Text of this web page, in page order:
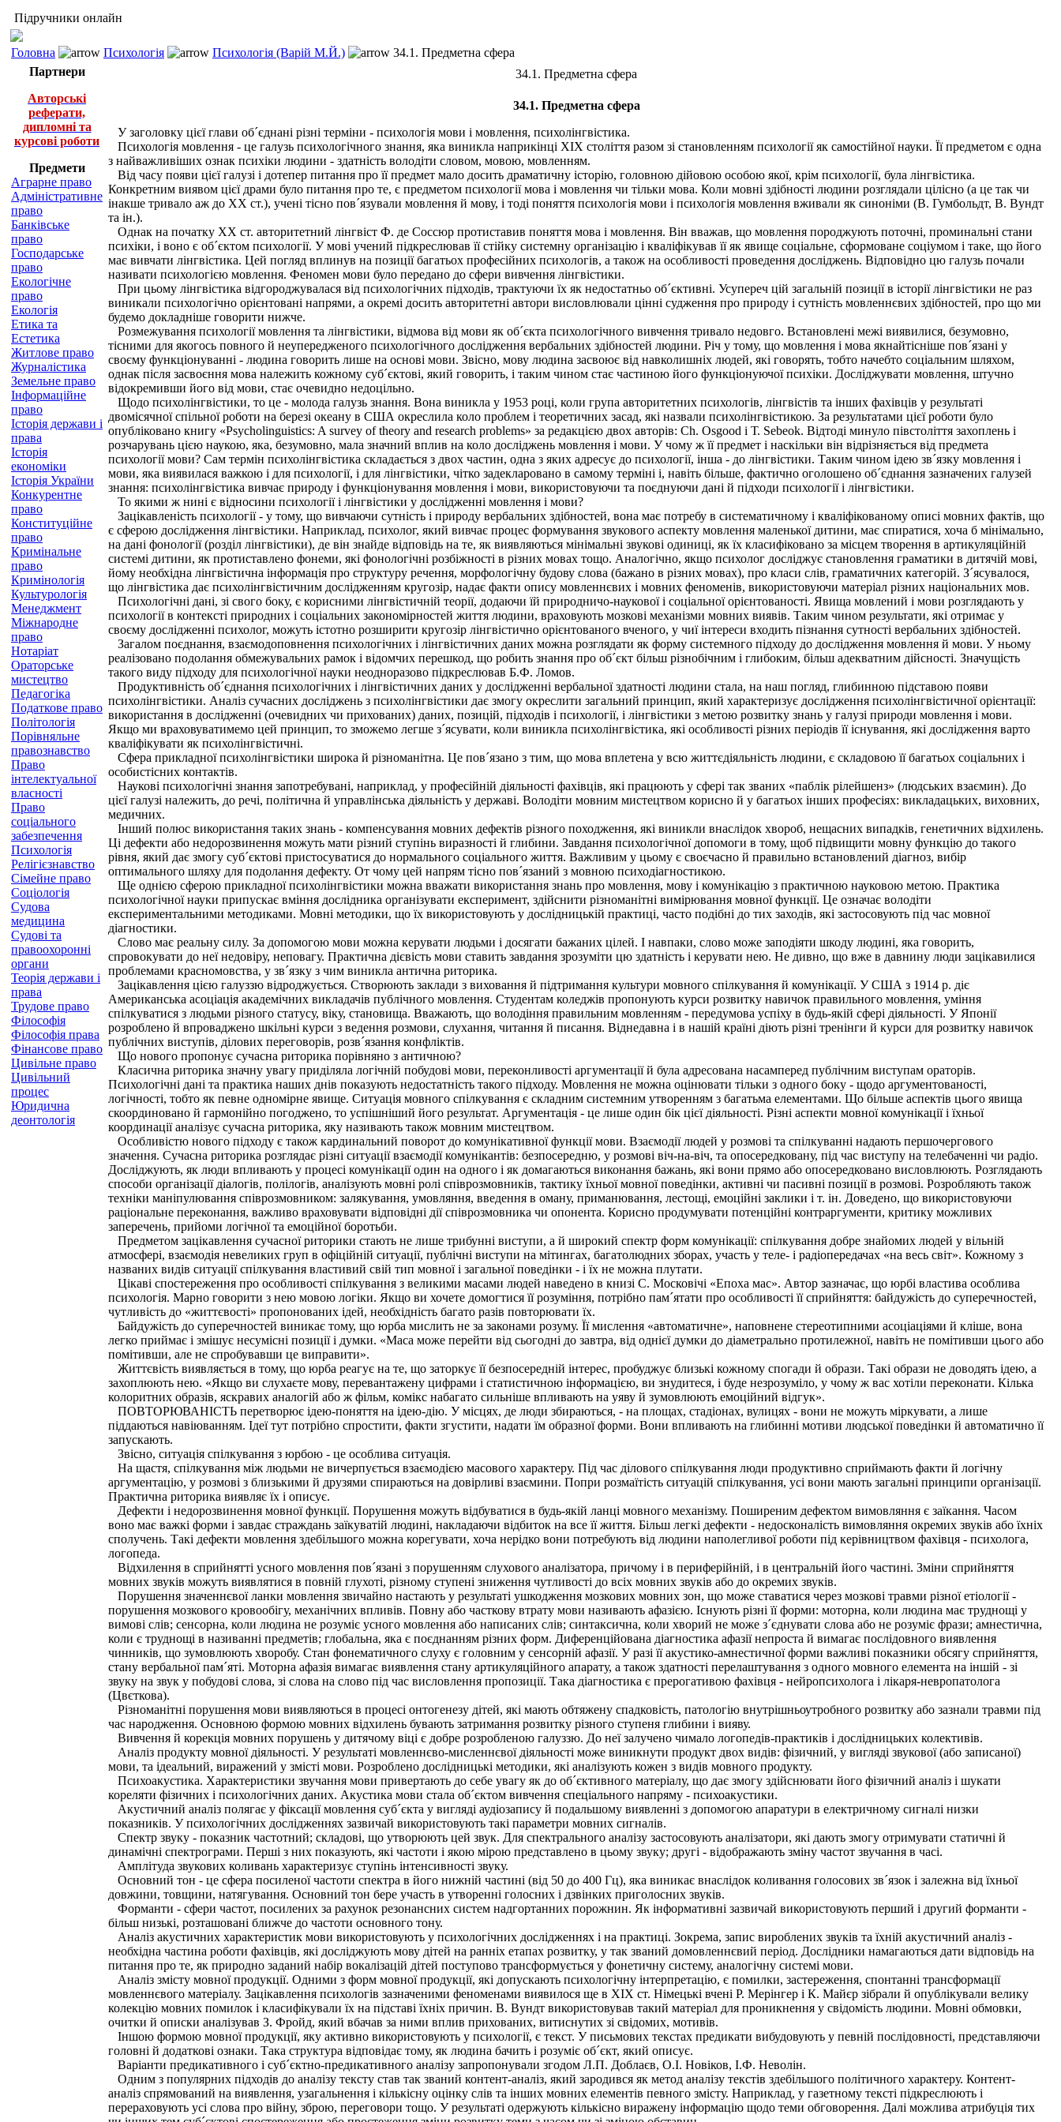
Підручники онлайн
Головна Психологія Психологія (Варій М.Й.)
34.1. Предметна сфера
Партнери
Авторські
реферати,
дипломні та
курсові роботи
Предмети
Аграрне право
Адміністративне
право
Банківське
право
Господарське
право
Екологічне
право
Екологія
Етика та
Естетика
Житлове право
Журналістика
Земельне право
Інформаційне
право
Історія держави і
права
Історія
економіки
Історія України
Конкурентне
право
Конституційне
право
Кримінальне
право
Кримінологія
Культурологія
Менеджмент
Міжнародне
право
Нотаріат
Ораторське
мистецтво
Педагогіка
Податкове право
Політологія
Порівняльне
правознавство
Право
інтелектуальної
власності
Право
соціального
забезпечення
Психологія
Релігієзнавство
Сімейне право
Соціологія
Судова
медицина
Судові та
правоохоронні
органи
Теорія держави і
права
Трудове право
Філософія
Філософія права
Фінансове право
Цивільне право
Цивільний
процес
Юридична
деонтологія
34.1. Предметна сфера
34.1. Предметна сфера
У заголовку цієї глави об´єднані різні терміни - психологія мови і мовлення, психолінгвістика.
Психологія мовлення - це галузь психологічного знання, яка виникла наприкінці XIX століття разом зі становленням психології як самостійної науки. Її предметом є одна
з найважливіших ознак психіки людини - здатність володіти словом, мовою, мовленням.
Від часу появи цієї галузі і дотепер питання про її предмет мало досить драматичну історію, головною дійовою особою якої, крім психології, була лінгвістика.
Конкретним виявом цієї драми було питання про те, є предметом психології мова і мовлення чи тільки мова. Коли мовні здібності людини розглядали цілісно (а це так чи
інакше тривало аж до XX ст.), учені тісно пов´язували мовлення й мову, і тоді поняття психологія мови і психологія мовлення вживали як синоніми (В. Гумбольдт, В. Вундт
та ін.).
Однак на початку XX ст. авторитетний лінгвіст Ф. де Соссюр протиставив поняття мова і мовлення. Він вважав, що мовлення породжують поточні, проминальні стани
психіки, і воно є об´єктом психології. У мові учений підкреслював її стійку системну організацію і кваліфікував її як явище соціальне, сформоване соціумом і таке, що його
має вивчати лінгвістика. Цей погляд вплинув на позиції багатьох професійних психологів, а також на особливості проведення досліджень. Відповідно цю галузь почали
називати психологією мовлення. Феномен мови було передано до сфери вивчення лінгвістики.
При цьому лінгвістика відгороджувалася від психологічних підходів, трактуючи їх як недостатньо об´єктивні. Усупереч цій загальній позиції в історії лінгвістики не раз
виникали психологічно орієнтовані напрями, а окремі досить авторитетні автори висловлювали цінні судження про природу і сутність мовленнєвих здібностей, про що ми
будемо докладніше говорити нижче.
Розмежування психології мовлення та лінгвістики, відмова від мови як об´єкта психологічного вивчення тривало недовго. Встановлені межі виявилися, безумовно,
тісними для якогось повного й неупередженого психологічного дослідження вербальних здібностей людини. Річ у тому, що мовлення і мова якнайтісніше пов´язані у
своєму функціонуванні - людина говорить лише на основі мови. Звісно, мову людина засвоює від навколишніх людей, які говорять, тобто начебто соціальним шляхом,
однак після засвоєння мова належить кожному суб´єктові, який говорить, і таким чином стає частиною його функціонуючої психіки. Досліджувати мовлення, штучно
відокремивши його від мови, стає очевидно недоцільно.
Щодо психолінгвістики, то це - молода галузь знання. Вона виникла у 1953 році, коли група авторитетних психологів, лінгвістів та інших фахівців у результаті
двомісячної спільної роботи на березі океану в США окреслила коло проблем і теоретичних засад, які назвали психолінгвістикою. За результатами цієї роботи було
опубліковано книгу «Psycholinguistics: A survey of theory and research problems» за редакцією двох авторів: Ch. Osgood і Т. Sebeok. Відтоді минуло півстоліття захоплень і
розчарувань цією наукою, яка, безумовно, мала значний вплив на коло досліджень мовлення і мови. У чому ж її предмет і наскільки він відрізняється від предмета
психології мови? Сам термін психолінгвістика складається з двох частин, одна з яких адресує до психології, інша - до лінгвістики. Таким чином ідею зв´язку мовлення і
мови, яка виявилася важкою і для психології, і для лінгвістики, чітко задекларовано в самому терміні і, навіть більше, фактично оголошено об´єднання зазначених галузей
знання: психолінгвістика вивчає природу і функціонування мовлення і мови, використовуючи та поєднуючи дані й підходи психології і лінгвістики.
То якими ж нині є відносини психології і лінгвістики у дослідженні мовлення і мови?
Зацікавленість психології - у тому, що вивчаючи сутність і природу вербальних здібностей, вона має потребу в систематичному і кваліфікованому описі мовних фактів, що
є сферою дослідження лінгвістики. Наприклад, психолог, який вивчає процес формування звукового аспекту мовлення маленької дитини, має спиратися, хоча б мінімально,
на дані фонології (розділ лінгвістики), де він знайде відповідь на те, як виявляються мінімальні звукові одиниці, як їх класифіковано за місцем творення в артикуляційній
системі дитини, як протиставлено фонеми, які фонологічні розбіжності в різних мовах тощо. Аналогічно, якщо психолог досліджує становлення граматики в дитячій мові,
йому необхідна лінгвістична інформація про структуру речення, морфологічну будову слова (бажано в різних мовах), про класи слів, граматичних категорій. З´ясувалося,
що лінгвістика дає психолінгвістичним дослідженням кругозір, надає факти опису мовленнєвих і мовних феноменів, використовуючи матеріал різних національних мов.
Психологічні дані, зі свого боку, є корисними лінгвістичній теорії, додаючи їй природничо-наукової і соціальної орієнтованості. Явища мовлений і мови розглядають у
психології в контексті природних і соціальних закономірностей життя людини, враховують мозкові механізми мовних виявів. Таким чином результати, які отримає у
своєму дослідженні психолог, можуть істотно розширити кругозір лінгвістично орієнтованого вченого, у чиї інтереси входить пізнання сутності вербальних здібностей.
Загалом поєднання, взаємодоповнення психологічних і лінгвістичних даних можна розглядати як форму системного підходу до дослідження мовлення й мови. У ньому
реалізовано подолання обмежувальних рамок і відомчих перешкод, що робить знання про об´єкт більш різнобічним і глибоким, більш адекватним дійсності. Значущість
такого виду підходу для психологічної науки неодноразово підкреслював Б.Ф. Ломов.
Продуктивність об´єднання психологічних і лінгвістичних даних у дослідженні вербальної здатності людини стала, на наш погляд, глибинною підставою появи
психолінгвістики. Аналіз сучасних досліджень з психолінгвістики дає змогу окреслити загальний принцип, який характеризує дослідження психолінгвістичної орієнтації:
використання в дослідженні (очевидних чи прихованих) даних, позицій, підходів і психології, і лінгвістики з метою розвитку знань у галузі природи мовлення і мови.
Якщо ми враховуватимемо цей принцип, то зможемо легше з´ясувати, коли виникла психолінгвістика, які особливості різних періодів її існування, які дослідження варто
кваліфікувати як психолінгвістичні.
Сфера прикладної психолінгвістики широка й різноманітна. Це пов´язано з тим, що мова вплетена у всю життєдіяльність людини, є складовою її багатьох соціальних і
особистісних контактів.
Наукові психологічні знання запотребувані, наприклад, у професійній діяльності фахівців, які працюють у сфері так званих «паблік рілейшенз» (людських взаємин). До
цієї галузі належить, до речі, політична й управлінська діяльність у державі. Володіти мовним мистецтвом корисно й у багатьох інших професіях: викладацьких, виховних,
медичних.
Інший полюс використання таких знань - компенсування мовних дефектів різного походження, які виникли внаслідок хвороб, нещасних випадків, генетичних відхилень.
Ці дефекти або недорозвинення можуть мати різний ступінь виразності й глибини. Завдання психологічної допомоги в тому, щоб підвищити мовну функцію до такого
рівня, який дає змогу суб´єктові пристосуватися до нормального соціального життя. Важливим у цьому є своєчасно й правильно встановлений діагноз, вибір
оптимального шляху для подолання дефекту. От чому цей напрям тісно пов´язаний з мовною психодіагностикою.
Ще однією сферою прикладної психолінгвістики можна вважати використання знань про мовлення, мову і комунікацію з практичною науковою метою. Практика
психологічної науки припускає вміння дослідника організувати експеримент, здійснити різноманітні вимірювання мовної функції. Це означає володіти
експериментальними методиками. Мовні методики, що їх використовують у дослідницькій практиці, часто подібні до тих заходів, які застосовують під час мовної
діагностики.
Слово має реальну силу. За допомогою мови можна керувати людьми і досягати бажаних цілей. І навпаки, слово може заподіяти шкоду людині, яка говорить,
спровокувати до неї недовіру, неповагу. Практична дієвість мови ставить завдання зрозуміти цю здатність і керувати нею. Не дивно, що вже в давнину люди зацікавилися
проблемами красномовства, у зв´язку з чим виникла антична риторика.
Зацікавлення цією галуззю відроджується. Створюють заклади з виховання й підтримання культури мовного спілкування й комунікації. У США з 1914 р. діє
Американська асоціація академічних викладачів публічного мовлення. Студентам коледжів пропонують курси розвитку навичок правильного мовлення, уміння
спілкуватися з людьми різного статусу, віку, становища. Вважають, що володіння правильним мовленням - передумова успіху в будь-якій сфері діяльності. У Японії
розроблено й впроваджено шкільні курси з ведення розмови, слухання, читання й писання. Віднедавна і в нашій країні діють різні тренінги й курси для розвитку навичок
публічних виступів, ділових переговорів, розв´язання конфліктів.
Що нового пропонує сучасна риторика порівняно з античною?
Класична риторика значну увагу приділяла логічній побудові мови, переконливості аргументації й була адресована насамперед публічним виступам ораторів.
Психологічні дані та практика наших днів показують недостатність такого підходу. Мовлення не можна оцінювати тільки з одного боку - щодо аргументованості,
логічності, тобто як певне одномірне явище. Ситуація мовного спілкування є складним системним утворенням з багатьма елементами. Що більше аспектів цього явища
скоординовано й гармонійно погоджено, то успішніший його результат. Аргументація - це лише один бік цієї діяльності. Різні аспекти мовної комунікації і їхньої
координації аналізує сучасна риторика, яку називають також мовним мистецтвом.
Особливістю нового підходу є також кардинальний поворот до комунікативної функції мови. Взаємодії людей у розмові та спілкуванні надають першочергового
значення. Сучасна риторика розглядає різні ситуації взаємодії комунікантів: безпосередню, у розмові віч-на-віч, та опосередковану, під час виступу на телебаченні чи радіо.
Досліджують, як люди впливають у процесі комунікації один на одного і як домагаються виконання бажань, які вони прямо або опосередковано висловлюють. Розглядають
способи організації діалогів, полілогів, аналізують мовні ролі співрозмовників, тактику їхньої мовної поведінки, активні чи пасивні позиції в розмові. Розробляють також
техніки маніпулювання співрозмовником: залякування, умовляння, введення в оману, приманювання, лестощі, емоційні заклики і т. ін. Доведено, що використовуючи
раціональне переконання, важливо враховувати відповідні дії співрозмовника чи опонента. Корисно продумувати потенційні контраргументи, критику можливих
заперечень, прийоми логічної та емоційної боротьби.
Предметом зацікавлення сучасної риторики стають не лише трибунні виступи, а й широкий спектр форм комунікації: спілкування добре знайомих людей у вільній
атмосфері, взаємодія невеликих груп в офіційній ситуації, публічні виступи на мітингах, багатолюдних зборах, участь у теле- і радіопередачах «на весь світ». Кожному з
названих видів ситуації спілкування властивий свій тип мовної і загальної поведінки - і їх не можна плутати.
Цікаві спостереження про особливості спілкування з великими масами людей наведено в книзі С. Московічі «Епоха мас». Автор зазначає, що юрбі властива особлива
психологія. Марно говорити з нею мовою логіки. Якщо ви хочете домогтися її розуміння, потрібно пам´ятати про особливості її сприйняття: байдужість до суперечностей,
чутливість до «життєвості» пропонованих ідей, необхідність багато разів повторювати їх.
Байдужість до суперечностей виникає тому, що юрба мислить не за законами розуму. Її мислення «автоматичне», наповнене стереотипними асоціаціями й кліше, вона
легко приймає і змішує несумісні позиції і думки. «Маса може перейти від сьогодні до завтра, від однієї думки до діаметрально протилежної, навіть не помітивши цього або
помітивши, але не спробувавши це виправити».
Життєвість виявляється в тому, що юрба реагує на те, що заторкує її безпосередній інтерес, пробуджує близькі кожному спогади й образи. Такі образи не доводять ідею, а
захоплюють нею. «Якщо ви слухаєте мову, перевантажену цифрами і статистичною інформацією, ви знудитеся, і буде незрозуміло, у чому ж вас хотіли переконати. Кілька
колоритних образів, яскравих аналогій або ж фільм, комікс набагато сильніше впливають на уяву й зумовлюють емоційний відгук».
ПОВТОРЮВАНІСТЬ перетворює ідею-поняття на ідею-дію. У місцях, де люди збираються, - на площах, стадіонах, вулицях - вони не можуть міркувати, а лише
піддаються навіюванням. Ідеї тут потрібно спростити, факти згустити, надати їм образної форми. Вони впливають на глибинні мотиви людської поведінки й автоматично її
запускають.
Звісно, ситуація спілкування з юрбою - це особлива ситуація.
На щастя, спілкування між людьми не вичерпується взаємодією масового характеру. Під час ділового спілкування люди продуктивно сприймають факти й логічну
аргументацію, у розмові з близькими й друзями спираються на довірливі взаємини. Попри розмаїтість ситуацій спілкування, усі вони мають загальні принципи організації.
Практична риторика виявляє їх і описує.
Дефекти і недорозвинення мовної функції. Порушення можуть відбуватися в будь-якій ланці мовного механізму. Поширеним дефектом вимовляння є заїкання. Часом
воно має важкі форми і завдає страждань заїкуватій людині, накладаючи відбиток на все її життя. Більш легкі дефекти - недосконалість вимовляння окремих звуків або їхніх
сполучень. Такі дефекти мовлення здебільшого можна корегувати, хоча нерідко вони потребують від людини наполегливої роботи під керівництвом фахівця - психолога,
логопеда.
Відхилення в сприйнятті усного мовлення пов´язані з порушенням слухового аналізатора, причому і в периферійній, і в центральній його частині. Зміни сприйняття
мовних звуків можуть виявлятися в повній глухоті, різному ступені зниження чутливості до всіх мовних звуків або до окремих звуків.
Порушення значеннєвої ланки мовлення звичайно настають у результаті ушкодження мозкових мовних зон, що може ставатися через мозкові травми різної етіології -
порушення мозкового кровообігу, механічних впливів. Повну або часткову втрату мови називають афазією. Існують різні її форми: моторна, коли людина має труднощі у
вимові слів; сенсорна, коли людина не розуміє усного мовлення або написаних слів; синтаксична, коли хворий не може з´єднувати слова або не розуміє фрази; амнестична,
коли є труднощі в називанні предметів; глобальна, яка є поєднанням різних форм. Диференційована діагностика афазії непроста й вимагає послідовного виявлення
чинників, що зумовлюють хворобу. Стан фонематичного слуху є головним у сенсорній афазії. У разі її акустико-амнестичної форми важливі показники обсягу сприйняття,
стану вербальної пам´яті. Моторна афазія вимагає виявлення стану артикуляційного апарату, а також здатності перелаштування з одного мовного елемента на іншій - зі
звуку на звук у побудові слова, зі слова на слово під час висловлення пропозиції. Така діагностика є прерогативою фахівця - нейропсихолога і лікаря-невропатолога
(Цвєткова).
Різноманітні порушення мови виявляються в процесі онтогенезу дітей, які мають обтяжену спадковість, патологію внутрішньоутробного розвитку або зазнали травми під
час народження. Основною формою мовних відхилень бувають затримання розвитку різного ступеня глибини і вияву.
Вивчення й корекція мовних порушень у дитячому віці є добре розробленою галуззю. До неї залучено чимало логопедів-практиків і дослідницьких колективів.
Аналіз продукту мовної діяльності. У результаті мовленнєво-мисленнєвої діяльності може виникнути продукт двох видів: фізичний, у вигляді звукової (або записаної)
мови, та ідеальний, виражений у змісті мови. Розроблено дослідницькі методики, які аналізують кожен з видів мовного продукту.
Психоакустика. Характеристики звучання мови привертають до себе увагу як до об´єктивного матеріалу, що дає змогу здійснювати його фізичний аналіз і шукати
кореляти фізичних і психологічних даних. Акустика мови стала об´єктом вивчення спеціального напряму - психоакустики.
Акустичний аналіз полягає у фіксації мовлення суб´єкта у вигляді аудіозапису й подальшому виявленні з допомогою апаратури в електричному сигналі низки
показників. У психологічних дослідженнях зазвичай використовують такі параметри мовних сигналів.
Спектр звуку - показник частотний; складові, що утворюють цей звук. Для спектрального аналізу застосовують аналізатори, які дають змогу отримувати статичні й
динамічні спектрограми. Перші з них показують, які частоти і якою мірою представлено в цьому звуку; другі - відображають зміну частот звучання в часі.
Амплітуда звукових коливань характеризує ступінь інтенсивності звуку.
Основний тон - це сфера посиленої частоти спектра в його нижній частині (від 50 до 400 Гц), яка виникає внаслідок коливання голосових зв´язок і залежна від їхньої
довжини, товщини, натягування. Основний тон бере участь в утворенні голосних і дзвінких приголосних звуків.
Форманти - сфери частот, посилених за рахунок резонансних систем надгортанних порожнин. Як інформативні зазвичай використовують перший і другий форманти -
більш низькі, розташовані ближче до частоти основного тону.
Аналіз акустичних характеристик мови використовують у психологічних дослідженнях і на практиці. Зокрема, запис вироблених звуків та їхній акустичний аналіз -
необхідна частина роботи фахівців, які досліджують мову дітей на ранніх етапах розвитку, у так званий домовленнєвий період. Дослідники намагаються дати відповідь на
питання про те, як природно заданий набір вокалізацій дітей поступово трансформується у фонетичну систему, аналогічну системі мови.
Аналіз змісту мовної продукції. Одними з форм мовної продукції, які допускають психологічну інтерпретацію, є помилки, застереження, спонтанні трансформації
мовленнєвого матеріалу. Зацікавлення психологів зазначеними феноменами виявилося ще в XIX ст. Німецькі вчені Р. Мерінгер і К. Майєр зібрали й опублікували велику
колекцію мовних помилок і класифікували їх на підставі їхніх причин. В. Вундт використовував такий матеріал для проникнення у свідомість людини. Мовні обмовки,
очитки й описки аналізував З. Фройд, який вбачав за ними вплив прихованих, витиснутих зі свідомих, мотивів.
Іншою формою мовної продукції, яку активно використовують у психології, є текст. У письмових текстах предикати вибудовують у певній послідовності, представляючи
головні й додаткові ознаки. Така структура відповідає тому, як людина бачить і розуміє об´єкт, який описує.
Варіанти предикативного і суб´єктно-предикативного аналізу запропонували згодом Л.П. Доблаєв, О.І. Новіков, І.Ф. Неволін.
Одним з популярних підходів до аналізу тексту став так званий контент-аналіз, який зародився як метод аналізу текстів здебільшого політичного характеру. Контент-
аналіз спрямований на виявлення, узагальнення і кількісну оцінку слів та інших мовних елементів певного змісту. Наприклад, у газетному тексті підкреслюють і
перераховують усі слова про війну, зброю, переговори тощо. У результаті одержують кількісно виражену інформацію щодо теми обговорення. Далі можлива атрибуція тих